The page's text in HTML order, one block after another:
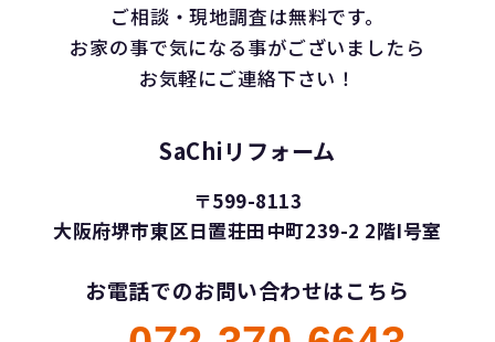
ご相談・現地調査は無料です。
お家の事で気になる事がございましたら
お気軽にご連絡下さい！
SaChiリフォーム
〒599-8113
大阪府堺市東区日置荘田中町239-2 2階I号室
お電話でのお問い合わせはこちら